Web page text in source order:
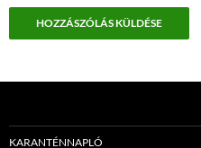
KARANTÉNNAPLÓ